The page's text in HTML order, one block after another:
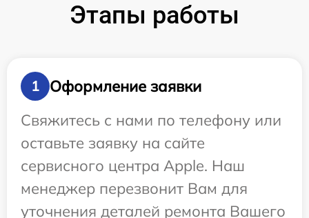
Этапы работы
1
Оформление заявки
Свяжитесь с нами по телефону или
оставьте заявку на сайте
сервисного центра Apple. Наш
менеджер перезвонит Вам для
уточнения деталей ремонта Вашего